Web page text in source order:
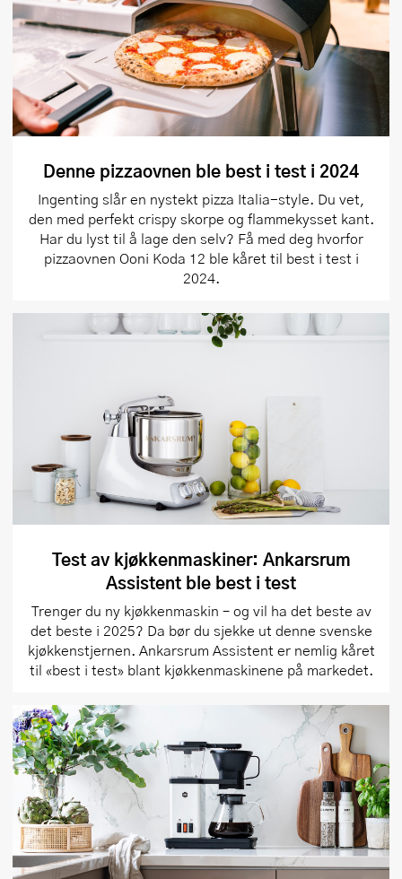
Denne pizzaovnen ble best i test i 2024
Ingenting slår en nystekt pizza Italia-style. Du vet,
den med perfekt crispy skorpe og flammekysset kant.
Har du lyst til å lage den selv? Få med deg hvorfor
pizzaovnen Ooni Koda 12 ble kåret til best i test i
2024.
Test av kjøkkenmaskiner: Ankarsrum
Assistent ble best i test
Trenger du ny kjøkkenmaskin – og vil ha det beste av
det beste i 2025? Da bør du sjekke ut denne svenske
kjøkkenstjernen. Ankarsrum Assistent er nemlig kåret
til «best i test» blant kjøkkenmaskinene på markedet.